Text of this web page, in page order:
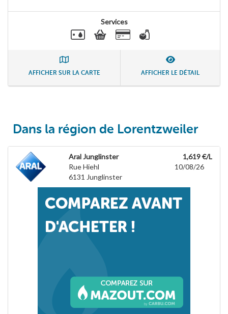
Services
AFFICHER SUR LA CARTE AFFICHER LE DÉTAIL
Dans la région de Lorentzweiler
Aral Junglinster
Rue Hiehl
6131 Junglinster
1,619 €/L
10/08/26